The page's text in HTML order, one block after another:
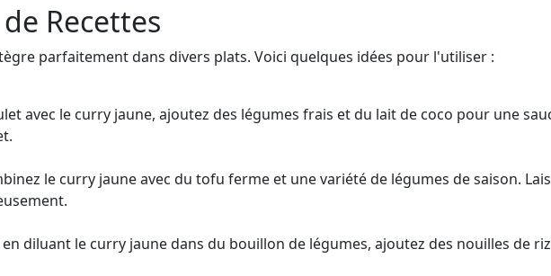
Recettes
parfaitement dans divers plats. Voici quelques idées pour l'utiliser :
avec le curry jaune, ajoutez des légumes frais et du lait de coco pour une
le curry jaune avec du tofu ferme et une variété de légumes de saison.
diluant le curry jaune dans du bouillon de légumes, ajoutez des nouilles de